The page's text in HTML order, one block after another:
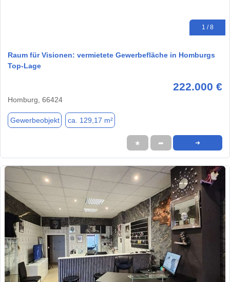
1 / 8
Raum für Visionen: vermietete Gewerbefläche in Homburgs
Top-Lage
222.000 €
Homburg, 66424
Gewerbeobjekt ca. 129,17 m²
★ ➦ ➜